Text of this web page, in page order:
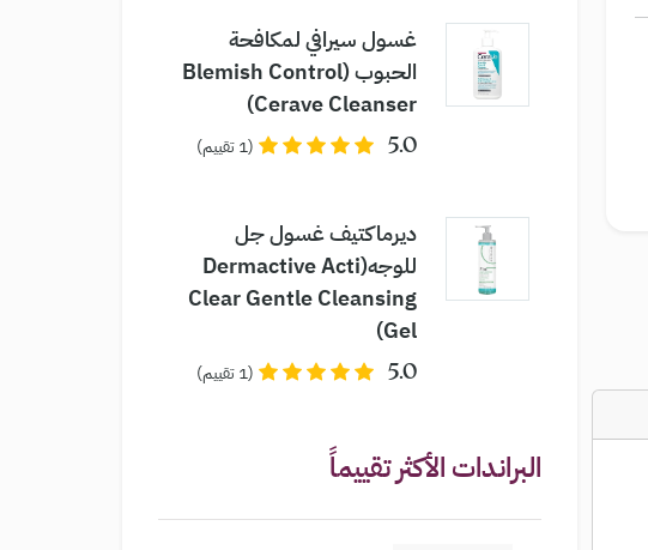
غسول سيرافي لمكافحة
الحبوب (Blemish Control
Cerave Cleanser)
5.0 (1 تقييم)
ديرماكتيف غسول جل
للوجه(Dermactive Acti
Clear Gentle Cleansing
Gel)
5.0 (1 تقييم)
البراندات الأكثر تقييماً